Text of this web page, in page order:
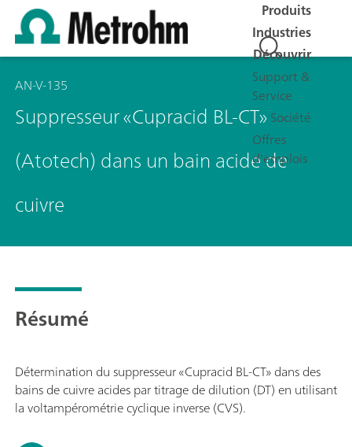
Produits
Industries
Découvrir
Support &
Service
Société
Offres
d'emplois
AN-V-135
Suppresseur «Cupracid BL-CT»
(Atotech) dans un bain acide de
cuivre
Résumé
Détermination du suppresseur «Cupracid BL-CT» dans des
bains de cuivre acides par titrage de dilution (DT) en utilisant
la voltampérométrie cyclique inverse (CVS).